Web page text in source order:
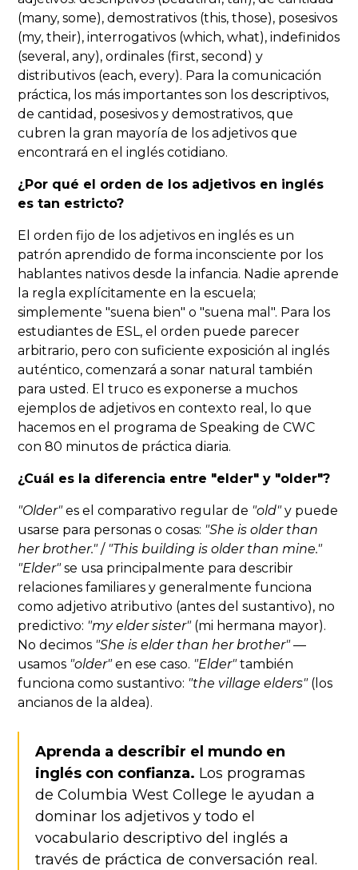
(many, some), demostrativos (this, those), posesivos
(my, their), interrogativos (which, what), indefinidos
(several, any), ordinales (first, second) y
distributivos (each, every). Para la comunicación
práctica, los más importantes son los descriptivos,
de cantidad, posesivos y demostrativos, que
cubren la gran mayoría de los adjetivos que
encontrará en el inglés cotidiano.
¿Por qué el orden de los adjetivos en inglés
es tan estricto?
El orden fijo de los adjetivos en inglés es un
patrón aprendido de forma inconsciente por los
hablantes nativos desde la infancia. Nadie aprende
la regla explícitamente en la escuela;
simplemente "suena bien" o "suena mal". Para los
estudiantes de ESL, el orden puede parecer
arbitrario, pero con suficiente exposición al inglés
auténtico, comenzará a sonar natural también
para usted. El truco es exponerse a muchos
ejemplos de adjetivos en contexto real, lo que
hacemos en el programa de Speaking de CWC
con 80 minutos de práctica diaria.
¿Cuál es la diferencia entre "elder" y "older"?
"Older"es el comparativo regular de "old"y puede
usarse para personas o cosas: "She is older than
her brother."/ "This building is older than mine."
"Elder"se usa principalmente para describir
relaciones familiares y generalmente funciona
como adjetivo atributivo (antes del sustantivo), no
predictivo: "my elder sister"(mi hermana mayor).
No decimos "She is elder than her brother"—
usamos "older"en ese caso. "Elder"también
funciona como sustantivo: "the village elders"(los
ancianos de la aldea).
Aprenda a describir el mundo en
inglés con confianza. Los programas
de Columbia West College le ayudan a
dominar los adjetivos y todo el
vocabulario descriptivo del inglés a
través de práctica de conversación real.